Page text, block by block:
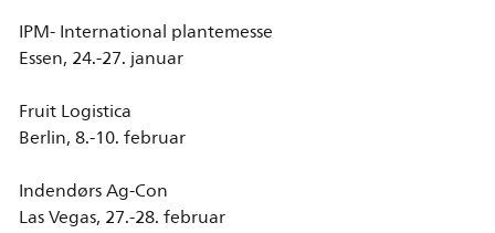
IPM- International plantemesse
Essen, 24.-27. januar
Fruit Logistica
Berlin, 8.-10. februar
Indendørs Ag-Con
Las Vegas, 27.-28. februar